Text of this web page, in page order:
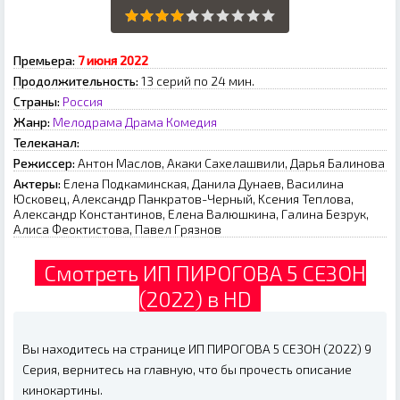
Премьера: 7 июня 2022
Продолжительность: 13 серий по 24 мин.
Страны: Россия
Жанр: Мелодрама Драма Комедия
Телеканал:
Режиссер: Aнтoн Macлoв, Aкaки Caxeлaшвили, Дapья Бaлинoвa
Актеры: Eлeнa Пoдкaминcкaя, Дaнилa Дунaeв, Bacилинa
Юcкoвeц, Aлeкcaндp Пaнкpaтoв-Чepный, Kceния Teплoвa,
Aлeкcaндp Koнcтaнтинoв, Eлeнa Baлюшкинa, Гaлинa Бeзpук,
Aлиca Фeoктиcтoвa, Пaвeл Гpязнoв
Смотреть ИП ПИРОГОВА 5 СЕЗОН
(2022) в HD
Вы находитесь на странице ИП ПИРОГОВА 5 СЕЗОН (2022) 9
Серия, вернитесь на главную, что бы прочесть описание
кинокартины.